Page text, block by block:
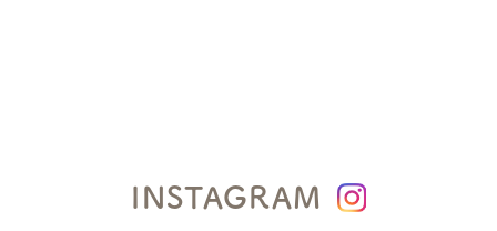
INSTAGRAM